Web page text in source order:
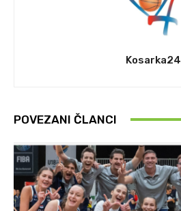
Kosarka24
POVEZANI ČLANCI